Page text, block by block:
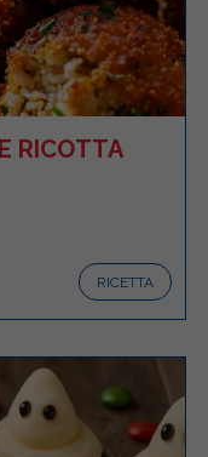
RICOTTA
RICETTA